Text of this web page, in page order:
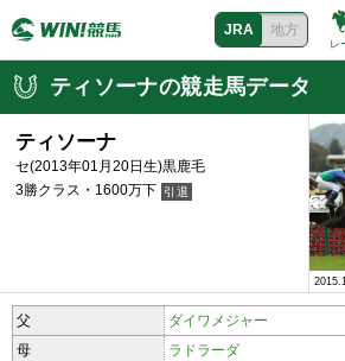
JRA 地方
レ
ティソーナの競走馬データ
ティソーナ
セ(2013年01月20日生)黒鹿毛
3勝クラス・1600万下
父
ダイワメジャー
母
ラドラーダ